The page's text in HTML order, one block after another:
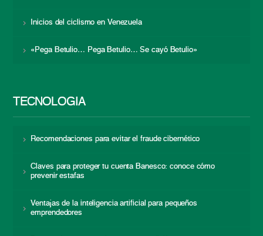
Inicios del ciclismo en Venezuela
«Pega Betulio… Pega Betulio… Se cayó Betulio»
TECNOLOGÍA
Recomendaciones para evitar el fraude cibernético
Claves para proteger tu cuenta Banesco: conoce cómo
prevenir estafas
Ventajas de la inteligencia artificial para pequeños
emprendedores